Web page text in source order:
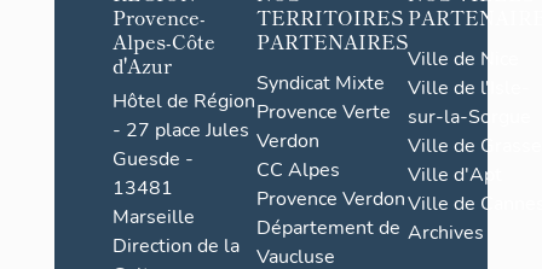
Provence-
Alpes-Côte
d'Azur
Hôtel de Région
- 27 place Jules
Guesde -
13481
Marseille
Direction de la
TERRITOIRES
PARTENAIRES
Syndicat Mixte
Provence Verte
Verdon
CC Alpes
Provence Verdon
Département de
Vaucluse
Ville de Nice
Ville de l'Isle-
sur-la-Sorgue
Ville de Grasse
Ville d'Apt
Ville de
Archives